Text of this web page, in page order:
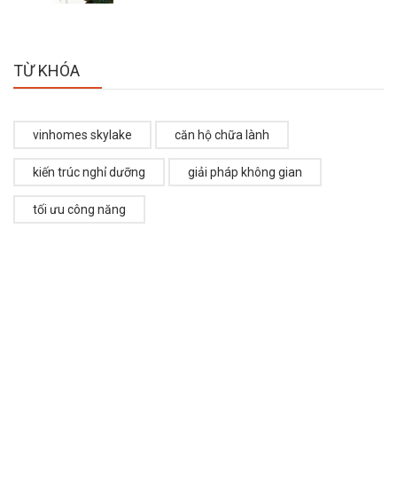
TỪ KHÓA
vinhomes skylake căn hộ chữa lành
kiến trúc nghỉ dưỡng giải pháp không gian
tối ưu công năng